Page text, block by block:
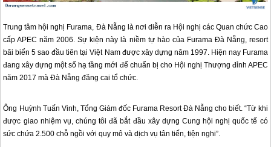
Trung tâm hội nghị Furama, Đà Nẵng là nơi diễn ra Hội nghị các Quan chức Cao
cấp APEC năm 2006. Sự kiện này là niềm tự hào của Furama Đà Nẵng, resort
bãi biển 5 sao đầu tiên tại Việt Nam được xây dựng năm 1997. Hiện nay Furama
đang xây dựng một số hạ tầng mới để chuẩn bị cho Hội nghị Thượng đỉnh APEC
năm 2017 màĐà Nẵng đăng cai tổ chức.
Ông Huỳnh Tuấn Vinh, Tổng Giám đốc Furama ResortĐà Nẵng cho biết. “Từ khi
được giao nhiệm vụ, chúng tôi đã bắt đầu xây dựng Cung hội nghị quốc tế có
sức chứa 2.500 chỗ ngồi với quy mô và dịch vụ tân tiến, tiện nghi”.